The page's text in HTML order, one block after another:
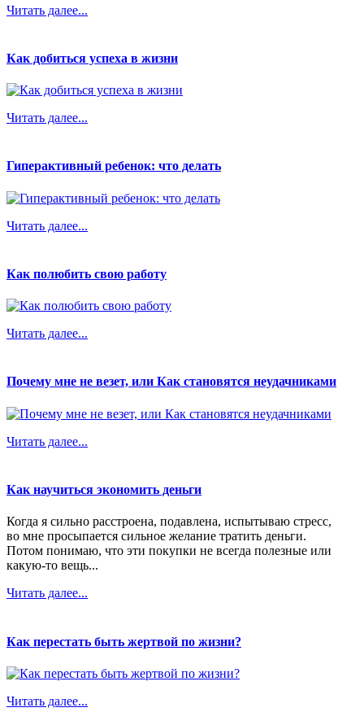
Читать далее...
Как добиться успеха в жизни
Читать далее...
Гиперактивный ребенок: что делать
Читать далее...
Как полюбить свою работу
Читать далее...
Почему мне не везет, или Как становятся неудачниками
Читать далее...
Как научиться экономить деньги
Когда я сильно расстроена, подавлена, испытываю стресс,
во мне просыпается сильное желание тратить деньги.
Потом понимаю, что эти покупки не всегда полезные или
какую-то вещь...
Читать далее...
Как перестать быть жертвой по жизни?
Читать далее...